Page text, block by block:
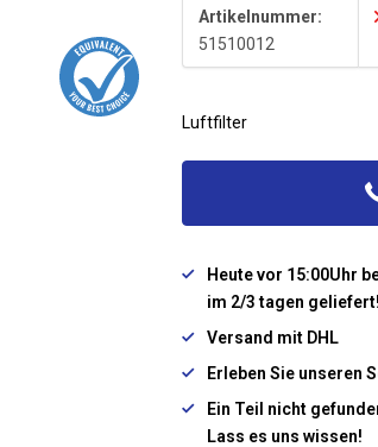
Artikelnummer:
51510012
Luftfilter
Heute vor 15:00Uhr
im 2/3 tagen geliefert!
Versand mit DHL
Erleben Sie unseren
Ein Teil nicht
Lass es uns wissen!